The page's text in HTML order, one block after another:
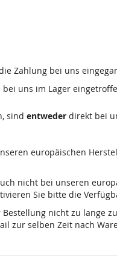
Zahlung bei uns
uns im Lager
sind entweder direkt bei
europäischen
nicht bei unseren
Sie bitte die
nicht zu lange
zur selben Zeit nach